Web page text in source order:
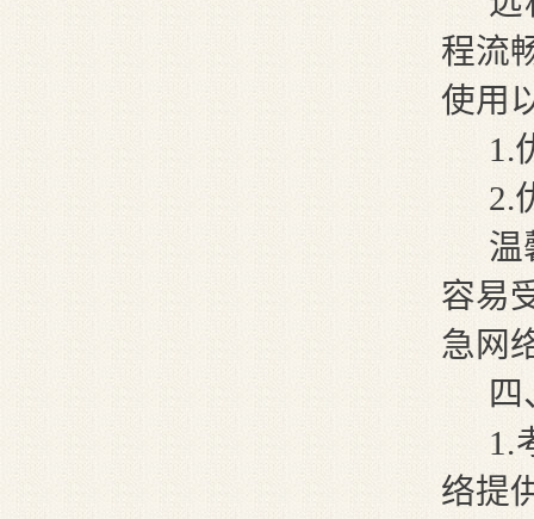
程流
使用
1.
2.
温
容易
急网
1.
络提